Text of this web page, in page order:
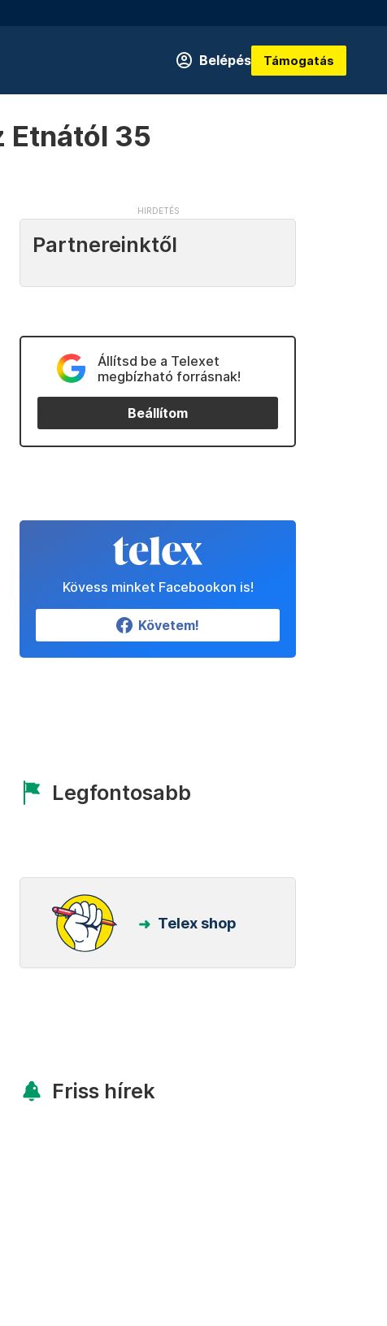
Belépés Támogatás
Etnától 35
Partnereinktől
Állítsd be a Telexet
megbízható forrásnak!
Beállítom
Kövess minket Facebookon is!
Követem!
Legfontosabb
Telex shop
Friss hírek